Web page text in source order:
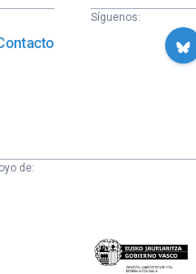
Síguenos:
de:
Eusko
Jaurlaritza